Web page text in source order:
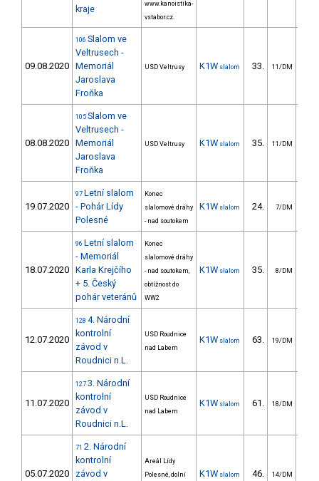
kraje
www.kanoistika-
vstabor.cz.
09.08.2020
106 Slalom ve
Veltrusech -
Memoriál
Jaroslava
Froňka
USD Veltrusy K1W slalom 33. 11/DM
08.08.2020
105 Slalom ve
Veltrusech -
Memoriál
Jaroslava
Froňka
USD Veltrusy K1W slalom 35. 11/DM
19.07.2020
97 Letní slalom
- Pohár Lídy
Polesné
Konec
slalomové dráhy
- nad soutokem
K1W slalom 24. 7/DM
18.07.2020
96 Letní slalom
- Memoriál
Karla Krejčího
+ 5. Český
pohár veteránů
Konec
slalomové dráhy
- nad soutokem,
obtížnost do
WW2
K1W slalom 35. 8/DM
12.07.2020
128 4. Národní
kontrolní
závod v
Roudnici n.L.
USD Roudnice
nad Labem
K1W slalom 63. 19/DM
11.07.2020
127 3. Národní
kontrolní
závod v
Roudnici n.L.
USD Roudnice
nad Labem
K1W slalom 61. 18/DM
05.07.2020
71 2. Národní
kontrolní
závod v
Areál Lídy
Polesné, dolní
K1W slalom 46. 14/DM